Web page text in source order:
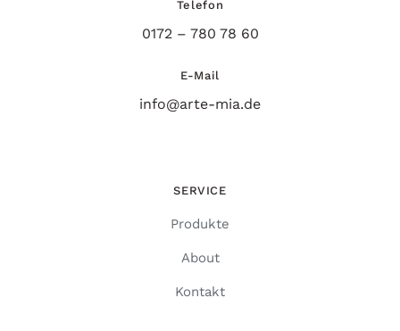
Telefon
0172 – 780 78 60
E-Mail
info@arte-mia.de
SERVICE
Produkte
About
Kontakt